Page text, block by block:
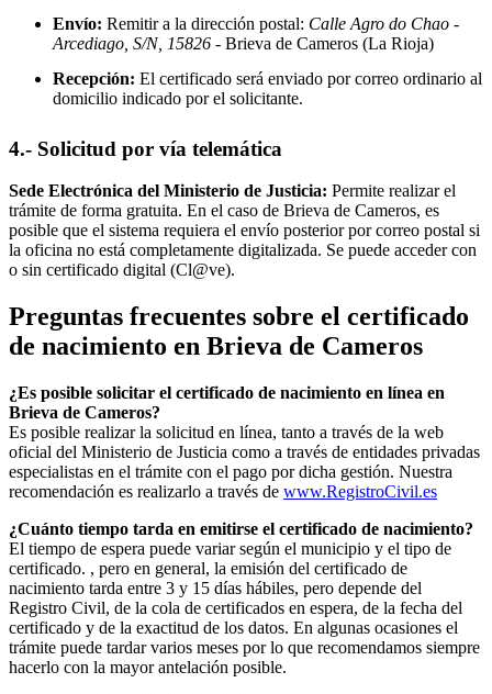
Envío: Remitir a la dirección postal: Calle Agro do Chao -
Arcediago, S/N, 15826 - Brieva de Cameros (La Rioja)
Recepción: El certificado será enviado por correo ordinario al
domicilio indicado por el solicitante.
4.- Solicitud por vía telemática
Sede Electrónica del Ministerio de Justicia: Permite realizar el
trámite de forma gratuita. En el caso de Brieva de Cameros, es
posible que el sistema requiera el envío posterior por correo postal si
la oficina no está completamente digitalizada. Se puede acceder con
o sin certificado digital (Cl@ve).
Preguntas frecuentes sobre el certificado
de nacimiento en Brieva de Cameros
¿Es posible solicitar el certificado de nacimiento en línea en
Brieva de Cameros?
Es posible realizar la solicitud en línea, tanto a través de la web
oficial del Ministerio de Justicia como a través de entidades privadas
especialistas en el trámite con el pago por dicha gestión. Nuestra
recomendación es realizarlo a través de www.RegistroCivil.es
¿Cuánto tiempo tarda en emitirse el certificado de nacimiento?
El tiempo de espera puede variar según el municipio y el tipo de
certificado. , pero en general, la emisión del certificado de
nacimiento tarda entre 3 y 15 días hábiles, pero depende del
Registro Civil, de la cola de certificados en espera, de la fecha del
certificado y de la exactitud de los datos. En algunas ocasiones el
trámite puede tardar varios meses por lo que recomendamos siempre
hacerlo con la mayor antelación posible.